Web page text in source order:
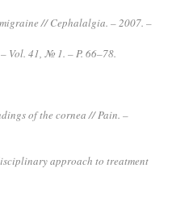
// Cephalalgia. – 2007. –
Vol. 41, № 1. – P. 66–78.
of the cornea // Pain. –
approach to treatment